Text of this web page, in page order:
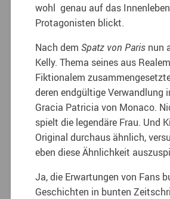
wohl genau auf das
Protagonisten blickt.
Nach demSpatz von Paris nun
Kelly. Thema seines aus
Fiktionalem
deren endgültige Verwandlung
Gracia Patricia von Monaco.
spielt die legendäre Frau. Und
Original durchaus ähnlich,
eben diese Ähnlichkeit
Ja, die Erwartungen von Fans
Geschichten in bunten